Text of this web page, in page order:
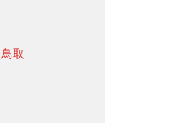
鳥取